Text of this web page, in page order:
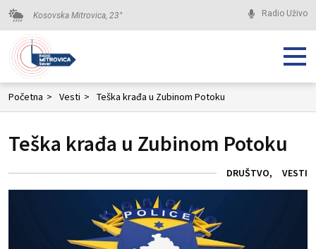
Kosovska Mitrovica, 23° Radio Uživo
Početna > Vesti > Teška krađa u Zubinom Potoku
Teška krađa u Zubinom Potoku
DRUŠTVO VESTI